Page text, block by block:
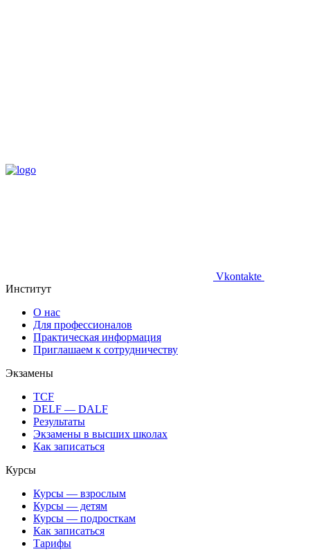
Vkontakte
Институт
О нас
Для профессионалов
Практическая информация
Приглашаем к сотрудничеству
Экзамены
TCF
DELF — DALF
Результаты
Экзамены в высших школах
Как записаться
Курсы
Курсы — взрослым
Курсы — детям
Курсы — подросткам
Как записаться
Тарифы